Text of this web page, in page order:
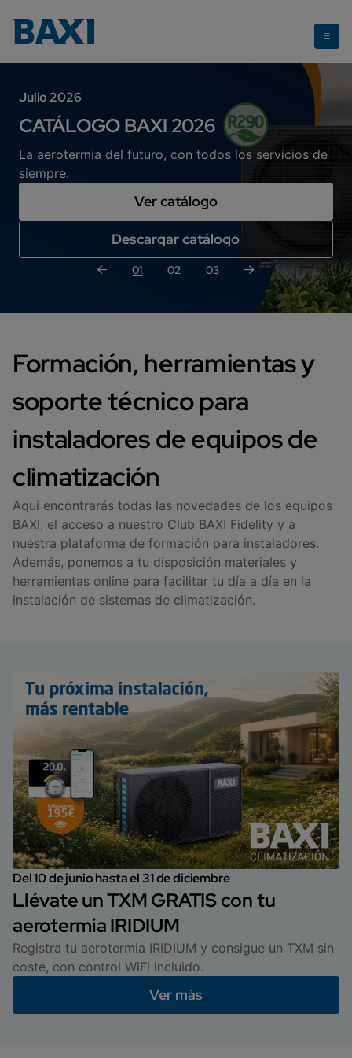
Teléfono del Club BAXI Fidelity:
Julio 2026
CATÁLOGO BAXI 2026
La aerotermia del futuro, con todos los servicios de
siempre.
Ver catálogo
Descargar catálogo
01 02 03
Formación, herramientas y
soporte técnico para
instaladores de equipos de
climatización
Aquí encontrarás todas las novedades de los equipos
BAXI, el acceso a nuestro Club BAXI Fidelity y a
nuestra plataforma de formación para instaladores.
Además, ponemos a tu disposición materiales y
herramientas online para facilitar tu día a día en la
instalación de sistemas de climatización.
Del 10 de junio hasta el 31 de diciembre
Llévate un TXM GRATIS con tu
aerotermia IRIDIUM
Registra tu aerotermia IRIDIUM y consigue un TXM sin
coste, con control WiFi incluido.
Ver más